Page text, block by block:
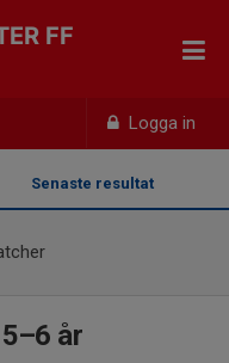
Logga in
FF
Senaste resultat
år